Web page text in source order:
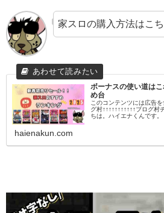
家スロの購入方法はこ
ボーナスの使い道は
め台
このコンテンツには広告
グ村↑↑↑↑↑↑↑↑↑↑↑ブログ
ちは。ハイエナくんです
haienakun.com